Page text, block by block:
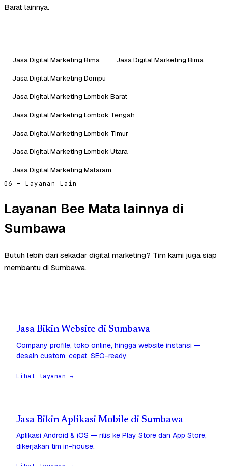
Barat lainnya.
Jasa Digital Marketing Bima
Jasa Digital Marketing Bima
Jasa Digital Marketing Dompu
Jasa Digital Marketing Lombok Barat
Jasa Digital Marketing Lombok Tengah
Jasa Digital Marketing Lombok Timur
Jasa Digital Marketing Lombok Utara
Jasa Digital Marketing Mataram
06 — Layanan Lain
Layanan Bee Mata lainnya di
Sumbawa
Butuh lebih dari sekadar digital marketing? Tim kami juga siap
membantu di Sumbawa.
Jasa Bikin Website di Sumbawa
Company profile, toko online, hingga website instansi —
desain custom, cepat, SEO-ready.
Lihat layanan →
Jasa Bikin Aplikasi Mobile di Sumbawa
Aplikasi Android & iOS — rilis ke Play Store dan App Store,
dikerjakan tim in-house.